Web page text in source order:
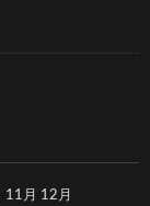
11月 12月